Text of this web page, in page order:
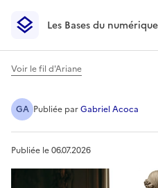
Les Bases du numérique
Les Bases du
Voir le fil d'Ariane
PatrimonIA :
GA Publiée parGabriel Acoca
Publiée le06.07.2026